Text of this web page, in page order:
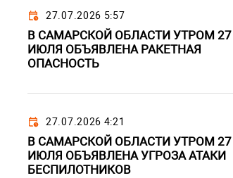
27.07.2026 5:57
В САМАРСКОЙ ОБЛАСТИ УТРОМ 27
ИЮЛЯ ОБЪЯВЛЕНА РАКЕТНАЯ
ОПАСНОСТЬ
27.07.2026 4:21
В САМАРСКОЙ ОБЛАСТИ УТРОМ 27
ИЮЛЯ ОБЪЯВЛЕНА УГРОЗА АТАКИ
БЕСПИЛОТНИКОВ